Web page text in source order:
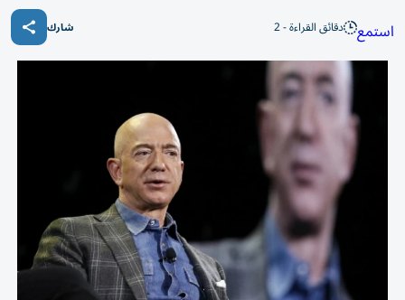
استمع دقائق القراءة - 2 شارك